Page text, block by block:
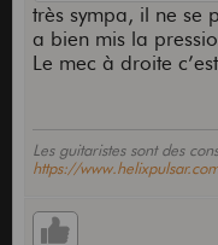
très sympa, il ne se
a bien mis la
Le mec à droite
Les guitaristes sont des
https://